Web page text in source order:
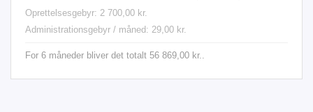
Oprettelsesgebyr: 2 700,00 kr.
Administrationsgebyr / måned: 29,00 kr.
For 6 måneder bliver det totalt 56 869,00 kr..